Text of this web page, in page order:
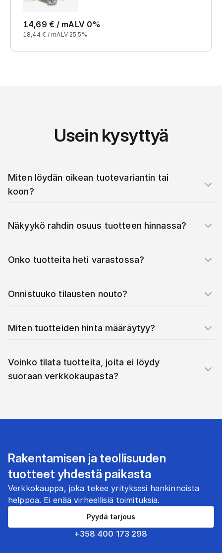
14,69 € / mALV 0%
18,44 € / mALV 25,5%
Usein kysyttyä
Miten löydän oikean tuotevariantin tai
koon?
Näkyykö rahdin osuus tuotteen hinnassa?
Onko tuotteita heti varastossa?
Onnistuuko tilausten nouto?
Miten tuotteiden hinta määräytyy?
Voinko tilata tuotteita, joita ei löydy
suoraan verkkokaupasta?
Rakentamisen ja teollisuuden
tuotteet yhdestä paikasta
Verkkokauppa, joka tekee yrityksesi hankinnoista
helppoa. Ei enää virheellisiä toimituksia.
+358 400 173 298
Pyydä tarjous